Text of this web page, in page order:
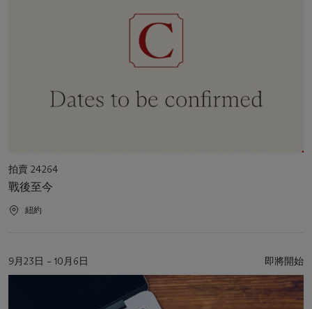
活
動
類
型
拍賣 24264
戰後至今
活
紐約
活
動
9月23日 – 10月6日 即將開始